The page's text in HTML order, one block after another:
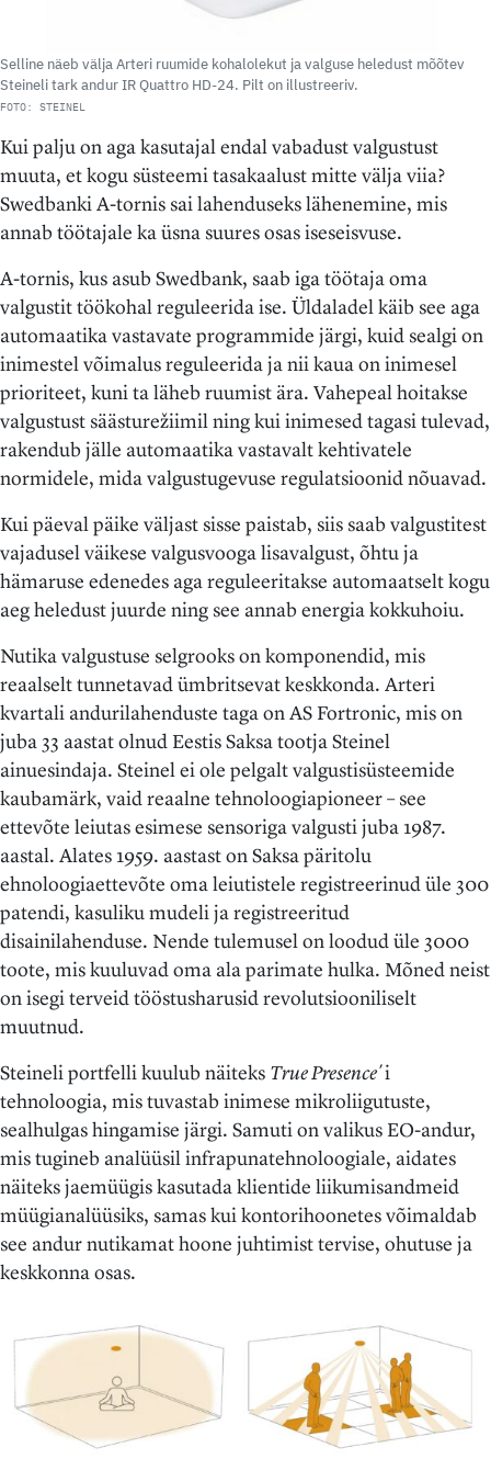
Selline näeb välja Arteri ruumide kohalolekut ja valguse heledust mõõtev
Steineli tark andur IR Quattro HD-24. Pilt on illustreeriv.
FOTO: STEINEL
Kui palju on aga kasutajal endal vabadust valgustust
muuta, et kogu süsteemi tasakaalust mitte välja viia?
Swedbanki A-tornis sai lahenduseks lähenemine, mis
annab töötajale ka üsna suures osas iseseisvuse.
A-tornis, kus asub Swedbank, saab iga töötaja oma
valgustit töökohal reguleerida ise. Üldaladel käib see aga
automaatika vastavate programmide järgi, kuid sealgi on
inimestel võimalus reguleerida ja nii kaua on inimesel
prioriteet, kuni ta läheb ruumist ära. Vahepeal hoitakse
valgustust säästurežiimil ning kui inimesed tagasi tulevad,
rakendub jälle automaatika vastavalt kehtivatele
normidele, mida valgustugevuse regulatsioonid nõuavad.
Kui päeval päike väljast sisse paistab, siis saab valgustitest
vajadusel väikese valgusvooga lisavalgust, õhtu ja
hämaruse edenedes aga reguleeritakse automaatselt kogu
aeg heledust juurde ning see annab energia kokkuhoiu.
Nutika valgustuse selgrooks on komponendid, mis
reaalselt tunnetavad ümbritsevat keskkonda. Arteri
kvartali andurilahenduste taga on AS Fortronic, mis on
juba 33 aastat olnud Eestis Saksa tootja Steinel
ainuesindaja. Steinel ei ole pelgalt valgustisüsteemide
kaubamärk, vaid reaalne tehnoloogiapioneer – see
ettevõte leiutas esimese sensoriga valgusti juba 1987.
aastal. Alates 1959. aastast on Saksa päritolu
ehnoloogiaettevõte oma leiutistele registreerinud üle 300
patendi, kasuliku mudeli ja registreeritud
disainilahenduse. Nende tulemusel on loodud üle 3000
toote, mis kuuluvad oma ala parimate hulka. Mõned neist
on isegi terveid tööstusharusid revolutsiooniliselt
muutnud.
Steineli portfelli kuulub näiteks True Presence´i
tehnoloogia, mis tuvastab inimese mikroliigutuste,
sealhulgas hingamise järgi. Samuti on valikus EO-andur,
mis tugineb analüüsil infrapunatehnoloogiale, aidates
näiteks jaemüügis kasutada klientide liikumisandmeid
müügianalüüsiks, samas kui kontorihoonetes võimaldab
see andur nutikamat hoone juhtimist tervise, ohutuse ja
keskkonna osas.